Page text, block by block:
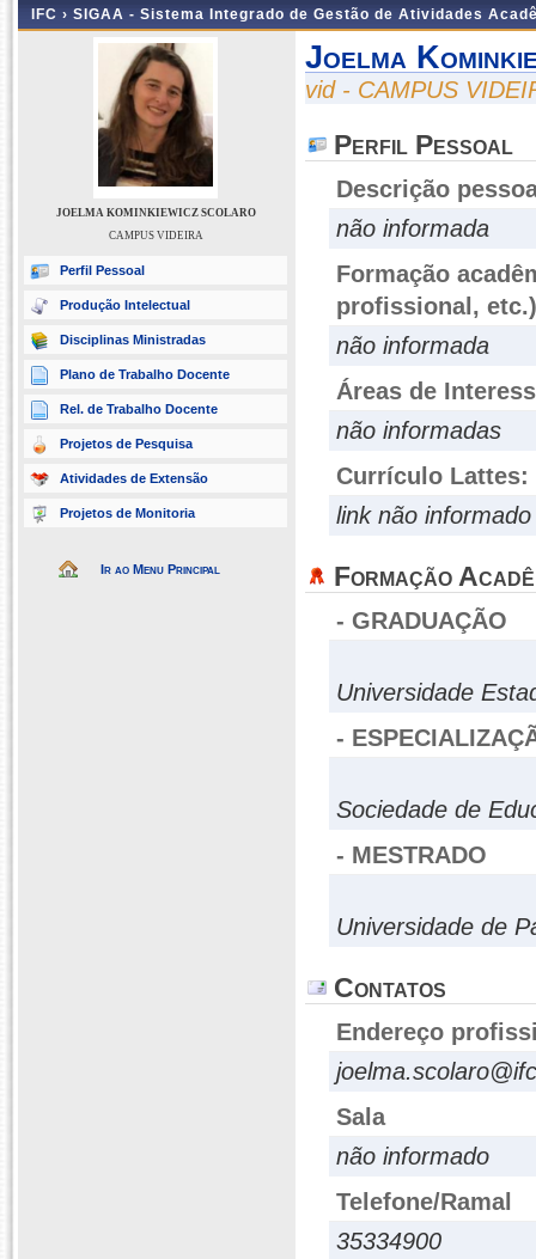
IFC › SIGAA - Sistema Integrado de Gestão de Atividades
JOELMA KOMINKIEWICZ SCOLARO
CAMPUS VIDEIRA
Perfil Pessoal
Produção Intelectual
Disciplinas Ministradas
Plano de Trabalho Docente
Rel. de Trabalho Docente
Projetos de Pesquisa
Atividades de Extensão
Projetos de Monitoria
Ir ao Menu Principal
Joelma
vid - CAMPUS
Perfil Pessoal
Descrição
não informada
Formação
profissional, etc.)
não informada
Áreas de
não informadas
Currículo Lattes:
link não informado
Formação
- GRADUAÇÃO
Universidade
-
Sociedade de
- MESTRADO
Universidade de
Contatos
Endereço
Sala
não informado
Telefone/Ramal
35334900